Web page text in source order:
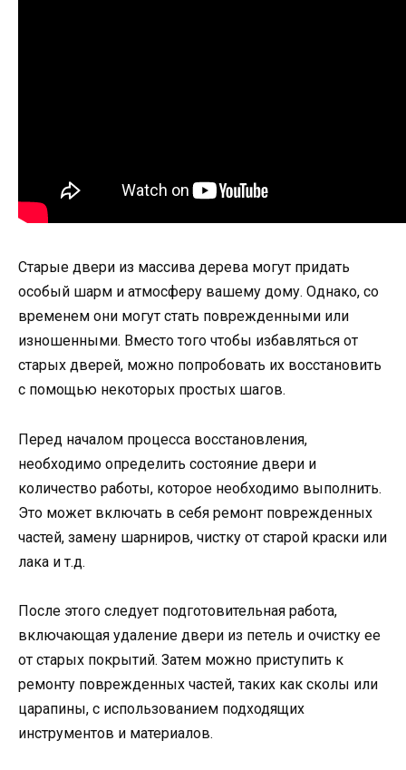
Старые двери из массива дерева могут придать
особый шарм и атмосферу вашему дому. Однако, со
временем они могут стать поврежденными или
изношенными. Вместо того чтобы избавляться от
старых дверей, можно попробовать их восстановить
с помощью некоторых простых шагов.
Перед началом процесса восстановления,
необходимо определить состояние двери и
количество работы, которое необходимо выполнить.
Это может включать в себя ремонт поврежденных
частей, замену шарниров, чистку от старой краски или
лака и т.д.
После этого следует подготовительная работа,
включающая удаление двери из петель и очистку ее
от старых покрытий. Затем можно приступить к
ремонту поврежденных частей, таких как сколы или
царапины, с использованием подходящих
инструментов и материалов.